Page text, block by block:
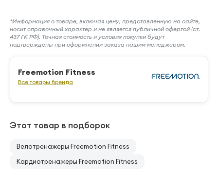
*Информация о товаре, включая цену, представленную на сайте,
носит справочный характер и не является публичной офертой (ст.
437 ГК РФ). Точная стоимость и условия покупки будут
подтверждены при оформлении заказа нашим менеджером.
Freemotion Fitness
Все товары бренда
Этот товар в подборок
Велотренажеры Freemotion Fitness
Кардиотренажеры Freemotion Fitness